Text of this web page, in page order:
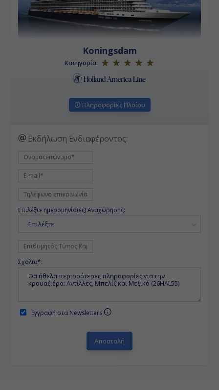
Koningsdam
Κατηγορία:
Πληροφορίες Πλοίου
Εκδήλωση Ενδιαφέροντος:
Επιλέξτε ημερομηνία(ες) Αναχώρησης:
Επιλέξτε
Σχόλια*:
Εγγραφή στα Newsletters